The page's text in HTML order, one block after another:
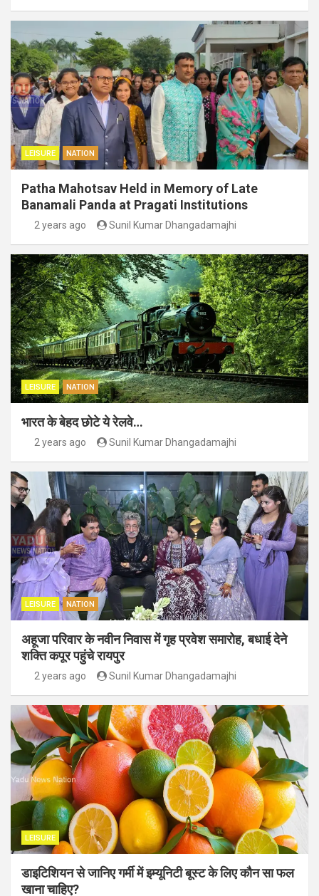
LEISURE NATION
Patha Mahotsav Held in Memory of Late
Banamali Panda at Pragati Institutions
2 years ago Sunil Kumar Dhangadamajhi
LEISURE NATION
भारत के बेहद छोटे ये रेलवे…
2 years ago Sunil Kumar Dhangadamajhi
LEISURE NATION
अहूजा परिवार के नवीन निवास में गृह प्रवेश समारोह, बधाई देने
शक्ति कपूर पहुंचे रायपुर
2 years ago Sunil Kumar Dhangadamajhi
LEISURE
डाइटिशियन से जानिए गर्मी में इम्यूनिटी बूस्ट के लिए कौन सा फल
खाना चाहिए?